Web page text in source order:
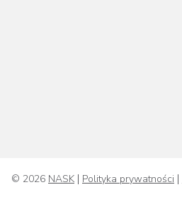
© 2026 NASK Polityka prywatności